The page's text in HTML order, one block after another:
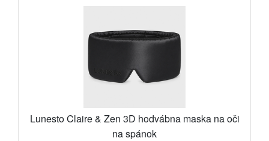
Lunesto Claire & Zen 3D hodvábna maska ​​na oči
na spánok